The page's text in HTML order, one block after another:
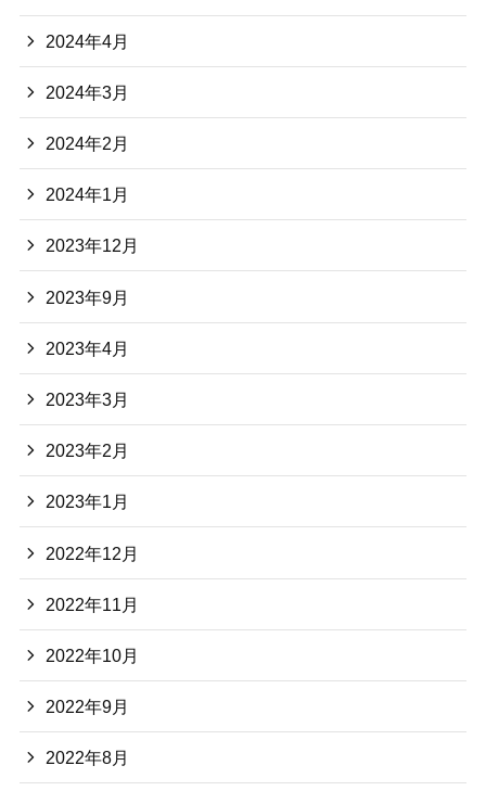
2024年4月
2024年3月
2024年2月
2024年1月
2023年12月
2023年9月
2023年4月
2023年3月
2023年2月
2023年1月
2022年12月
2022年11月
2022年10月
2022年9月
2022年8月